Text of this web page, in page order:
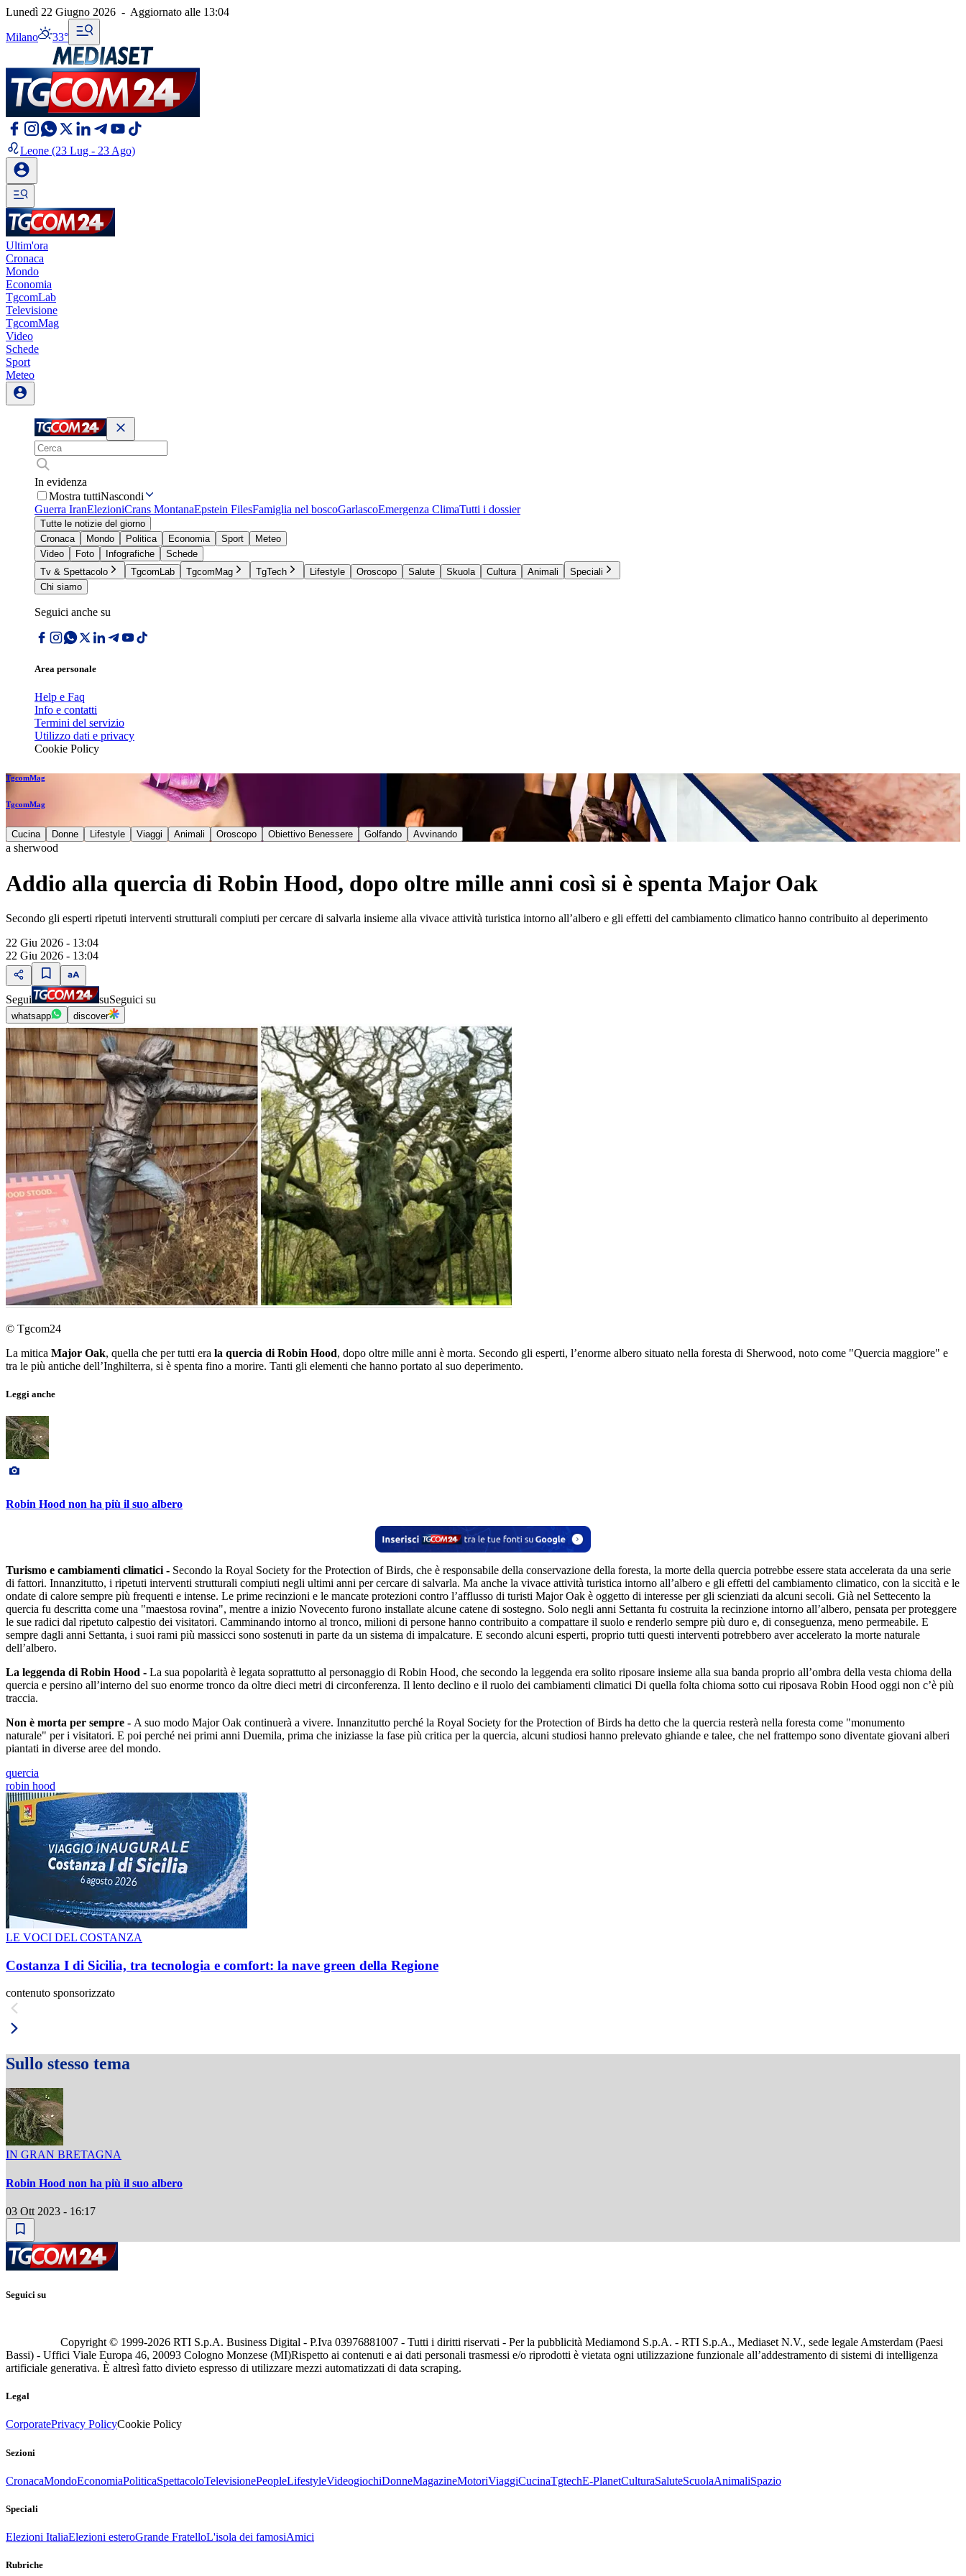
Lunedì 22 Giugno 2026 - Aggiornato alle 13:04
Milano 33°
Leone (23 Lug - 23 Ago)
Ultim'ora
Cronaca
Mondo
Economia
TgcomLab
Televisione
TgcomMag
Video
Schede
Sport
Meteo
In evidenza
Mostra tuttiNascondi
Guerra IranElezioniCrans MontanaEpstein FilesFamiglia nel boscoGarlascoEmergenza ClimaTutti i dossier
Tutte le notizie del giorno
Cronaca
Mondo Politica Economia Sport
Meteo
Video
Foto Infografiche
Schede
Tv & Spettacolo
TgcomLab TgcomMag TgTech Lifestyle Oroscopo Salute Skuola Cultura Animali
Speciali
Chi siamo
Seguici anche su
Area personale
Help e Faq
Info e contatti
Termini del servizio
Utilizzo dati e privacy
Cookie Policy
TgcomMag
TgcomMag
Cucina Donne Lifestyle Viaggi Animali Oroscopo Obiettivo Benessere Golfando Avvinando
a sherwood
Addio alla quercia di Robin Hood, dopo oltre mille anni così si è spenta Major Oak
Secondo gli esperti ripetuti interventi strutturali compiuti per cercare di salvarla insieme alla vivace attività turistica intorno all’albero e gli effetti del cambiamento climatico hanno contribuito al deperimento
22 Giu 2026 - 13:04
22 Giu 2026 - 13:04
Segui suSeguici su
whatsapp discover
© Tgcom24
La mitica Major Oak, quella che per tutti era la quercia di Robin Hood, dopo oltre mille anni è morta. Secondo gli esperti, l’enorme albero situato nella foresta di Sherwood, noto come "Quercia maggiore" e
tra le più antiche dell’Inghilterra, si è spenta fino a morire. Tanti gli elementi che hanno portato al suo deperimento.
Leggi anche
Robin Hood non ha più il suo albero
Turismo e cambiamenti climatici - Secondo la Royal Society for the Protection of Birds, che è responsabile della conservazione della foresta, la morte della quercia potrebbe essere stata accelerata da una serie
di fattori. Innanzitutto, i ripetuti interventi strutturali compiuti negli ultimi anni per cercare di salvarla. Ma anche la vivace attività turistica intorno all’albero e gli effetti del cambiamento climatico, con la siccità e le
ondate di calore sempre più frequenti e intense. Le prime recinzioni e le mancate protezioni contro l’afflusso di turisti Major Oak è oggetto di interesse per gli scienziati da alcuni secoli. Già nel Settecento la
quercia fu descritta come una "maestosa rovina", mentre a inizio Novecento furono installate alcune catene di sostegno. Solo negli anni Settanta fu costruita la recinzione intorno all’albero, pensata per proteggere
le sue radici dal ripetuto calpestio dei visitatori. Camminando intorno al tronco, milioni di persone hanno contribuito a compattare il suolo e renderlo sempre più duro e, di conseguenza, meno permeabile. E
sempre dagli anni Settanta, i suoi rami più massicci sono sostenuti in parte da un sistema di impalcature. E secondo alcuni esperti, proprio tutti questi interventi potrebbero aver accelerato la morte naturale
dell’albero.
La leggenda di Robin Hood - La sua popolarità è legata soprattutto al personaggio di Robin Hood, che secondo la leggenda era solito riposare insieme alla sua banda proprio all’ombra della vesta chioma della
quercia e persino all’interno del suo enorme tronco da oltre dieci metri di circonferenza. Il lento declino e il ruolo dei cambiamenti climatici Di quella folta chioma sotto cui riposava Robin Hood oggi non c’è più
traccia.
Non è morta per sempre - A suo modo Major Oak continuerà a vivere. Innanzitutto perché la Royal Society for the Protection of Birds ha detto che la quercia resterà nella foresta come "monumento
naturale" per i visitatori. E poi perché nei primi anni Duemila, prima che iniziasse la fase più critica per la quercia, alcuni studiosi hanno prelevato ghiande e talee, che nel frattempo sono diventate giovani alberi
piantati in diverse aree del mondo.
quercia
robin hood
LE VOCI DEL COSTANZA
Costanza I di Sicilia, tra tecnologia e comfort: la nave green della Regione
contenuto sponsorizzato
Sullo stesso tema
IN GRAN BRETAGNA
Robin Hood non ha più il suo albero
03 Ott 2023 - 16:17
Seguici su
Copyright © 1999-2026 RTI S.p.A. Business Digital - P.Iva 03976881007 - Tutti i diritti riservati - Per la pubblicità Mediamond S.p.A. - RTI S.p.A., Mediaset N.V., sede legale Amsterdam (Paesi
Bassi) - Uffici Viale Europa 46, 20093 Cologno Monzese (MI)Rispetto ai contenuti e ai dati personali trasmessi e/o riprodotti è vietata ogni utilizzazione funzionale all’addestramento di sistemi di intelligenza
artificiale generativa. È altresì fatto divieto espresso di utilizzare mezzi automatizzati di data scraping.
Legal
CorporatePrivacy PolicyCookie Policy
Sezioni
CronacaMondoEconomiaPoliticaSpettacoloTelevisionePeopleLifestyleVideogiochiDonneMagazineMotoriViaggiCucinaTgtechE-PlanetCulturaSaluteScuolaAnimaliSpazio
Speciali
Elezioni ItaliaElezioni esteroGrande FratelloL'isola dei famosiAmici
Rubriche